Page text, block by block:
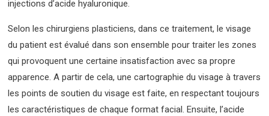
injections d’acide hyaluronique.
Selon les chirurgiens plasticiens, dans ce traitement, le visage
du patient est évalué dans son ensemble pour traiter les zones
qui provoquent une certaine insatisfaction avec sa propre
apparence. A partir de cela, une cartographie du visage à travers
les points de soutien du visage est faite, en respectant toujours
les caractéristiques de chaque format facial. Ensuite, l’acide